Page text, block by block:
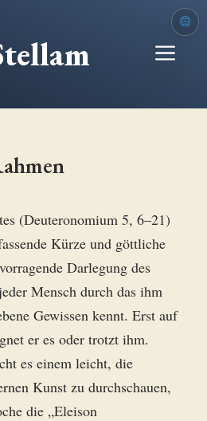
(Deuteronomium 5, 6–21)
Kürze und göttliche
Darlegung des
Mensch durch das ihm
Gewissen kennt. Erst auf
er es oder trotzt ihm.
es einem leicht, die
Kunst zu durchschauen,
die „Eleison